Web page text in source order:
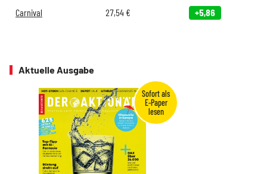
Carnival 27,54€ +5,86
Aktuelle Ausgabe